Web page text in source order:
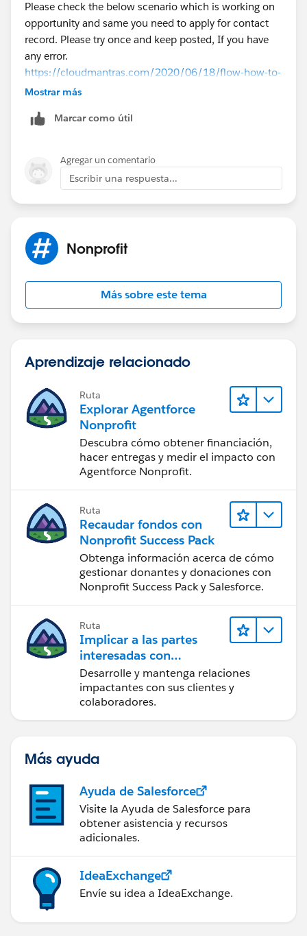
Please check the below scenario which is working on
opportunity and same you need to apply for contact
record. Please try once and keep posted, If you have
any error.
https://cloudmantras.com/2020/06/18/flow-how-to-
auto-create-a-task-whenever-an-opportunity-is-
Mostrar más
Marcar como útil
Agregar un comentario
Escribir una respuesta...
Nonprofit
Más sobre este tema
Aprendizaje relacionado
Ruta
Explorar Agentforce
Nonprofit
Descubra cómo obtener financiación,
hacer entregas y medir el impacto con
Agentforce Nonprofit.
Ruta
Recaudar fondos con
Nonprofit Success Pack
Obtenga información acerca de cómo
gestionar donantes y donaciones con
Nonprofit Success Pack y Salesforce.
Ruta
Implicar a las partes
interesadas con
Nonprofit Success Pack
Desarrolle y mantenga relaciones
impactantes con sus clientes y
colaboradores.
Más ayuda
Ayuda de Salesforce
Visite la Ayuda de Salesforce para
obtener asistencia y recursos
adicionales.
IdeaExchange
Envíe su idea a IdeaExchange.